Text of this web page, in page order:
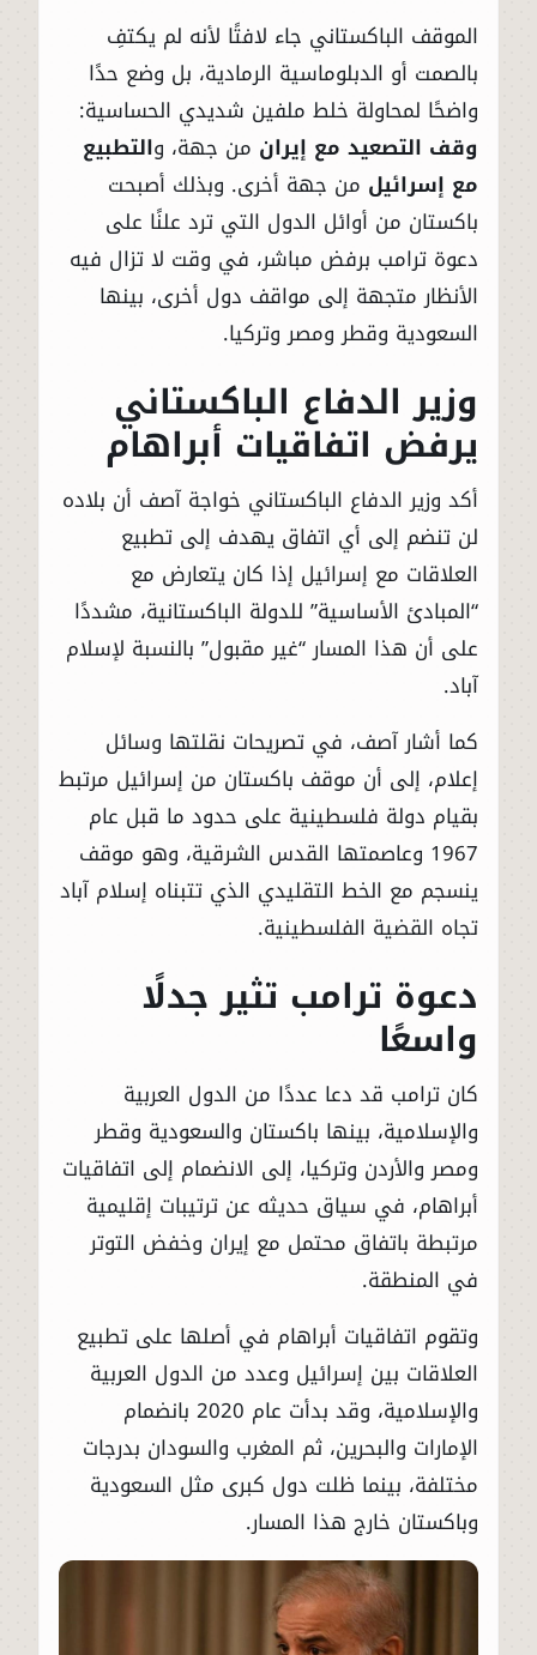
الموقف الباكستاني جاء لافتًا لأنه لم يكتفِ
بالصمت أو الدبلوماسية الرمادية، بل وضع حدًا
واضحًا لمحاولة خلط ملفين شديدي الحساسية:
وقف التصعيد مع إيران من جهة، والتطبيع
مع إسرائيل من جهة أخرى. وبذلك أصبحت
باكستان من أوائل الدول التي ترد علنًا على
دعوة ترامب برفض مباشر، في وقت لا تزال فيه
الأنظار متجهة إلى مواقف دول أخرى، بينها
السعودية وقطر ومصر وتركيا.
وزير الدفاع الباكستاني
يرفض اتفاقيات أبراهام
أكد وزير الدفاع الباكستاني خواجة آصف أن بلاده
لن تنضم إلى أي اتفاق يهدف إلى تطبيع
العلاقات مع إسرائيل إذا كان يتعارض مع
“المبادئ الأساسية” للدولة الباكستانية، مشددًا
على أن هذا المسار “غير مقبول” بالنسبة لإسلام
آباد.
كما أشار آصف، في تصريحات نقلتها وسائل
إعلام، إلى أن موقف باكستان من إسرائيل مرتبط
بقيام دولة فلسطينية على حدود ما قبل عام
1967 وعاصمتها القدس الشرقية، وهو موقف
ينسجم مع الخط التقليدي الذي تتبناه إسلام آباد
تجاه القضية الفلسطينية.
دعوة ترامب تثير جدلًا
واسعًا
كان ترامب قد دعا عددًا من الدول العربية
والإسلامية، بينها باكستان والسعودية وقطر
ومصر والأردن وتركيا، إلى الانضمام إلى اتفاقيات
أبراهام، في سياق حديثه عن ترتيبات إقليمية
مرتبطة باتفاق محتمل مع إيران وخفض التوتر
في المنطقة.
وتقوم اتفاقيات أبراهام في أصلها على تطبيع
العلاقات بين إسرائيل وعدد من الدول العربية
والإسلامية، وقد بدأت عام 2020 بانضمام
الإمارات والبحرين، ثم المغرب والسودان بدرجات
مختلفة، بينما ظلت دول كبرى مثل السعودية
وباكستان خارج هذا المسار.